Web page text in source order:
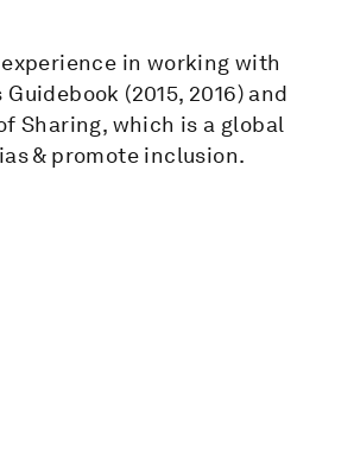
in working with
(2015, 2016) and
Sharing, which is a global
& promote inclusion.